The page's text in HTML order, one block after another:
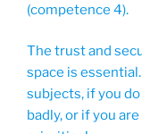
(competence 4).
The trust and
space is
subjects, if you
badly, or if you